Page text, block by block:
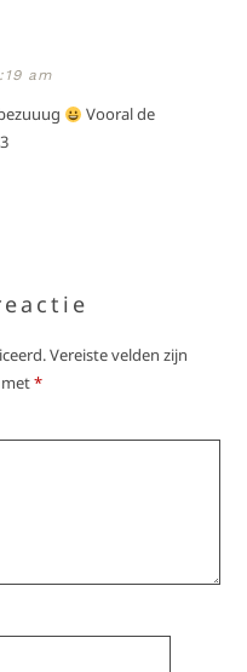
am
Vooral de
Vereiste velden zijn
*